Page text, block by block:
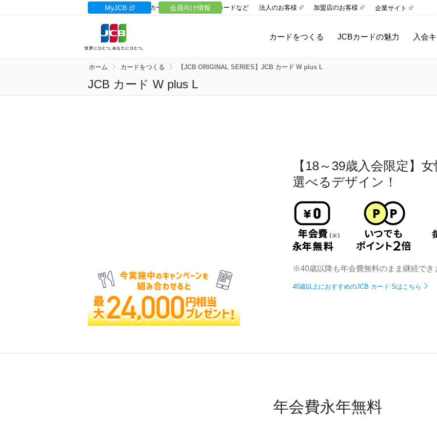
カードサイト
カードをつくる JCBカードの魅力 入会
カードローン ギフトカードなど 法人のお客様 加盟店のお客様 企業サイト
会員向け情報
MyJCB
ホーム カードをつくる 【JCB ORIGINAL SERIES】JCB カード W plus L
JCB カード W plus L
【18～39歳入会限定】
選べるデザイン！
※40歳以降も年会費無料のまま継続でき
40歳以上におすすめのJCB カード Sはこちら
年会費永年無料